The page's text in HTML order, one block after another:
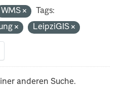
WMS
Tags:
LeipziGIS
anderen Suche.